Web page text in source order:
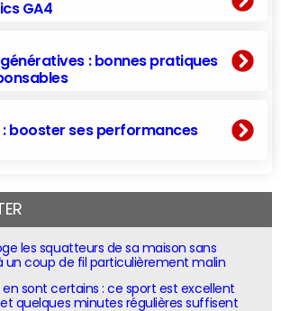
GA4
génératives : bonnes pratiques
booster ses performances
les squatteurs de sa maison sans
un coup de fil particulièrement malin
en sont certains : ce sport est excellent
quelques minutes régulières suffisent